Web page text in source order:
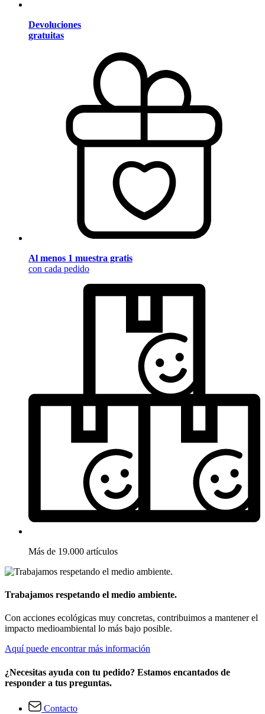
Devoluciones
gratuitas
Al menos 1 muestra gratis
con cada pedido
Más de 19.000 artículos
Trabajamos respetando el medio ambiente.
Con acciones ecológicas muy concretas, contribuimos a mantener el
impacto medioambiental lo más bajo posible.
Aquí puede encontrar más información
¿Necesitas ayuda con tu pedido? Estamos encantados de
responder a tus preguntas.
Contacto